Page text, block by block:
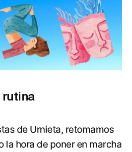
rutina
de Urnieta, retomamos
la hora de poner en marcha